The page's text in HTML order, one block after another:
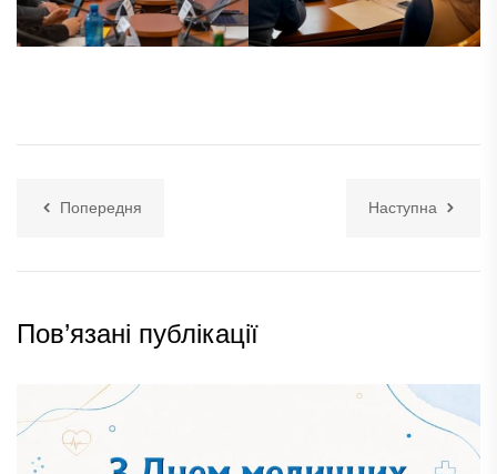
Попередня Наступна
Пов’язані публікації